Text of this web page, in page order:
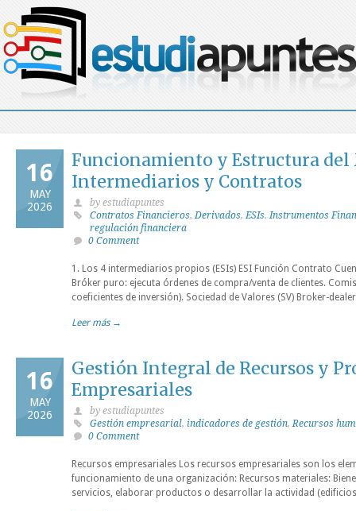
16
MAY
2026
Funcionamiento y Estructura del
Intermediarios y Contratos
by estudiapuntes
Contratos Financieros,Derivados,ESIs,Instrumentos
regulación financiera
0 Comment
1. Los 4 intermediarios propios (ESIs) ESI Función Contrato
Bróker puro: ejecuta órdenes de compra/venta de clientes.
coeficientes de inversión). Sociedad de Valores (SV) Broker-
Leer más →
16
MAY
2026
Gestión Integral de Recursos y
Empresariales
by estudiapuntes
Gestión empresarial, indicadores de gestión,Recursos
0 Comment
Recursos empresariales Los recursos empresariales son los
funcionamiento de una organización: Recursos materiales:
servicios, elaborar productos o desarrollar la actividad